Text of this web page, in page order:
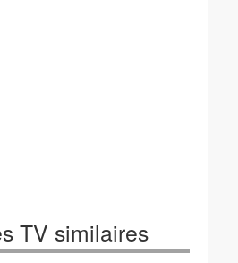
TV similaires